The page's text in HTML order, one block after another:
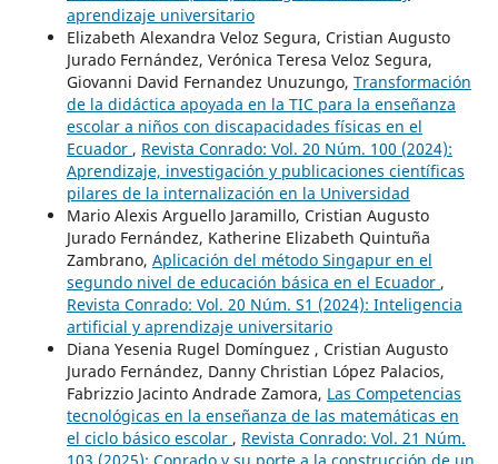
aprendizaje universitario
Elizabeth Alexandra Veloz Segura, Cristian Augusto
Jurado Fernández, Verónica Teresa Veloz Segura,
Giovanni David Fernandez Unuzungo, Transformación
de la didáctica apoyada en la TIC para la enseñanza
escolar a niños con discapacidades físicas en el
Ecuador , Revista Conrado: Vol. 20 Núm. 100 (2024):
Aprendizaje, investigación y publicaciones científicas
pilares de la internalización en la Universidad
Mario Alexis Arguello Jaramillo, Cristian Augusto
Jurado Fernández, Katherine Elizabeth Quintuña
Zambrano, Aplicación del método Singapur en el
segundo nivel de educación básica en el Ecuador ,
Revista Conrado: Vol. 20 Núm. S1 (2024): Inteligencia
artificial y aprendizaje universitario
Diana Yesenia Rugel Domínguez , Cristian Augusto
Jurado Fernández, Danny Christian López Palacios,
Fabrizzio Jacinto Andrade Zamora, Las Competencias
tecnológicas en la enseñanza de las matemáticas en
el ciclo básico escolar , Revista Conrado: Vol. 21 Núm.
103 (2025): Conrado y su porte a la construcción de un